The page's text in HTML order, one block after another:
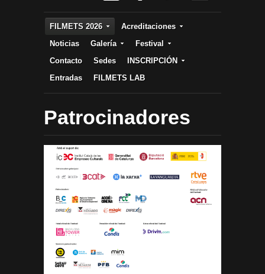
FILMETS 2026
Acreditaciones
Noticias
Galería
Festival
Contacto
Sedes
INSCRIPCIÓN
Entradas
FILMETS LAB
Patrocinadores